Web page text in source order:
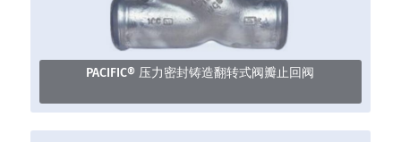
PACIFIC® 压力密封铸造翻转式阀瓣止回阀